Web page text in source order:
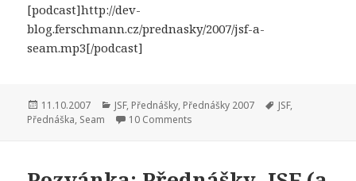
[podcast]http://dev-
blog.ferschmann.cz/prednasky/2007/jsf-a-
seam.mp3[/podcast]
Publikováno:
11.10.2007 Rubriky:
JSF, Přednášky, Přednášky 2007 Štítky:
JSF,
Přednáška, Seam 10 Comments